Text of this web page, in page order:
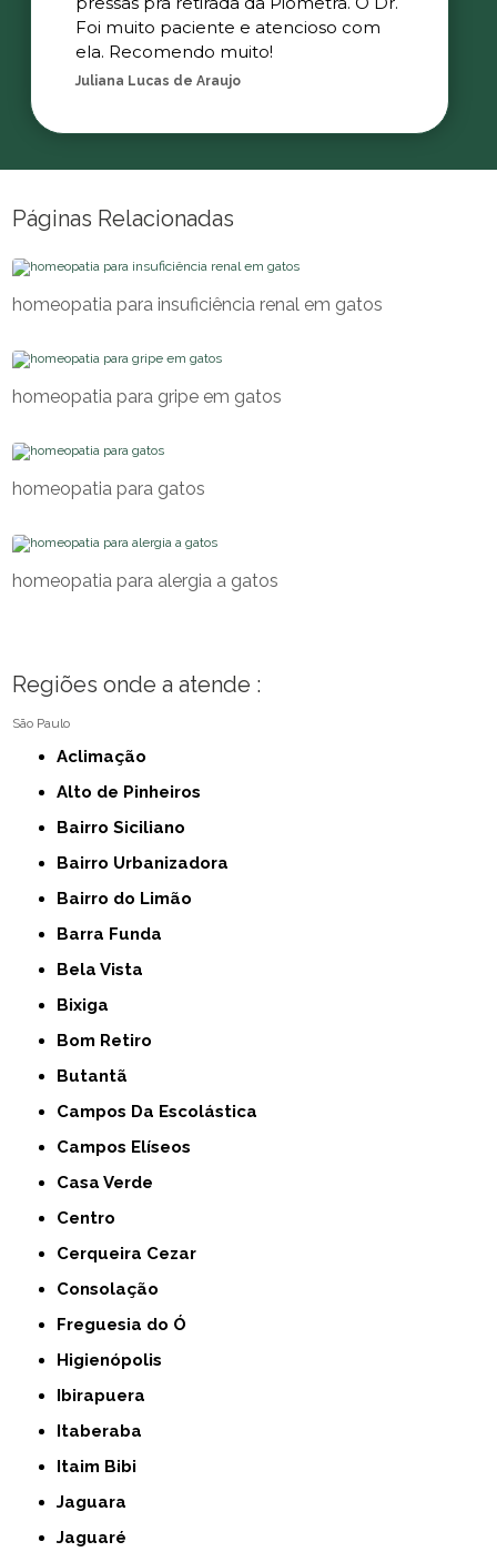
Foi muito paciente e atencioso com
ela. Recomendo muito!
Juliana Lucas de Araujo
Páginas Relacionadas
homeopatia para insuficiência renal em gatos
homeopatia para gripe em gatos
homeopatia para gatos
homeopatia para alergia a gatos
Regiões onde a atende :
São Paulo
Aclimação
Alto de Pinheiros
Bairro Siciliano
Bairro Urbanizadora
Bairro do Limão
Barra Funda
Bela Vista
Bixiga
Bom Retiro
Butantã
Campos Da Escolástica
Campos Elíseos
Casa Verde
Centro
Cerqueira Cezar
Consolação
Freguesia do Ó
Higienópolis
Ibirapuera
Itaberaba
Itaim Bibi
Jaguara
Jaguaré